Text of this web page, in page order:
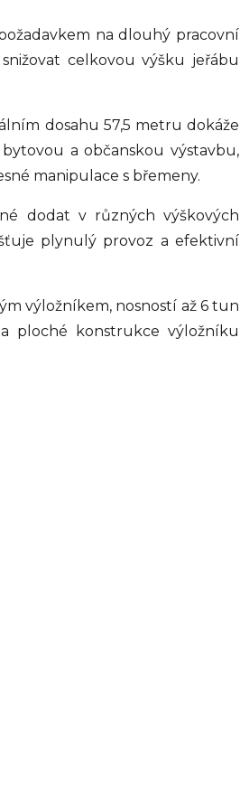
na dlouhý pracovní
celkovou výšku jeřábu
dosahu 57,5 metru dokáže
a občanskou výstavbu,
manipulace s břemeny.
dodat v různých výškových
plynulý provoz a efektivní
výložníkem, nosností až 6 tun
ploché konstrukce výložníku